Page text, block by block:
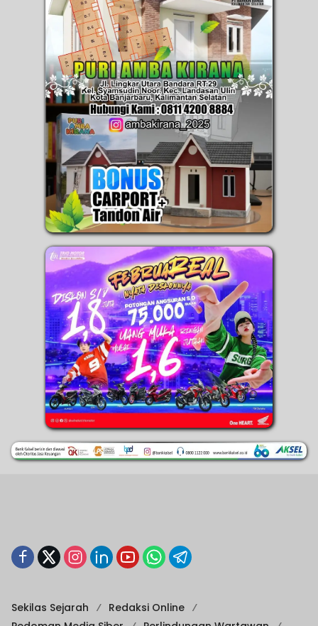
Sekilas Sejarah
Redaksi Online